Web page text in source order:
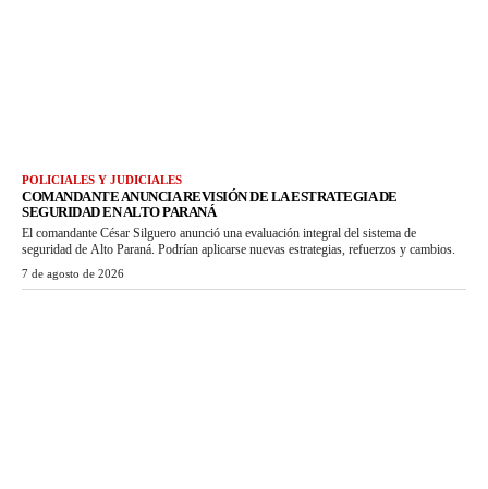
POLICIALES Y JUDICIALES
COMANDANTE ANUNCIA REVISIÓN DE LA ESTRATEGIA DE
SEGURIDAD EN ALTO PARANÁ
El comandante César Silguero anunció una evaluación integral del sistema de
seguridad de Alto Paraná. Podrían aplicarse nuevas estrategias, refuerzos y cambios.
7 de agosto de 2026